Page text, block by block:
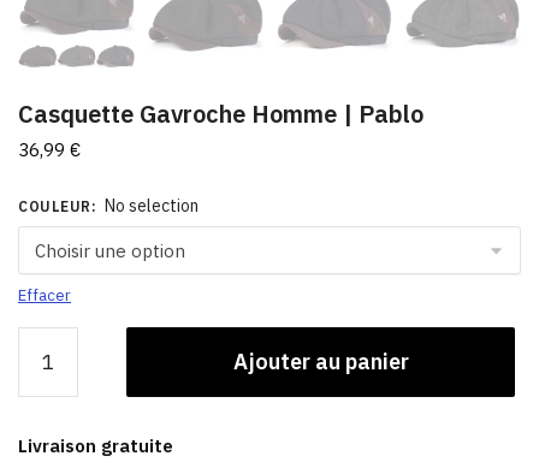
Casquette Gavroche Homme | Pablo
36,99 €
COULEUR : No selection
Effacer
Casquette
Homme
Ajouter au panier
Livraison gratuite